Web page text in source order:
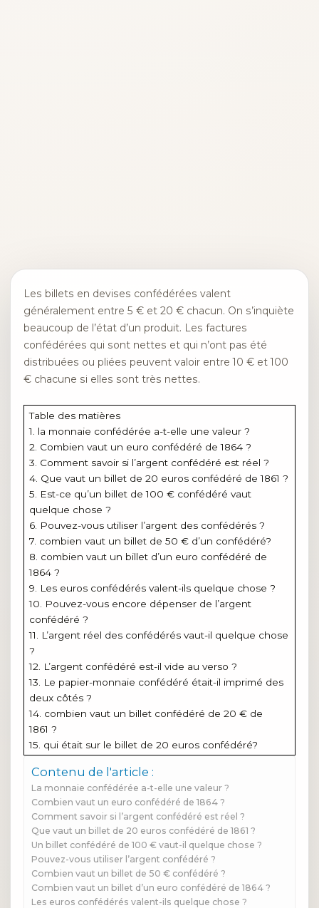
Les billets en devises confédérées valent
généralement entre 5 € et 20 € chacun. On s’inquiète
beaucoup de l’état d’un produit. Les factures
confédérées qui sont nettes et qui n’ont pas été
distribuées ou pliées peuvent valoir entre 10 € et 100
€ chacune si elles sont très nettes.
Table des matières
1. la monnaie confédérée a-t-elle une valeur ?
2. Combien vaut un euro confédéré de 1864 ?
3. Comment savoir si l’argent confédéré est réel ?
4. Que vaut un billet de 20 euros confédéré de 1861 ?
5. Est-ce qu’un billet de 100 € confédéré vaut
quelque chose ?
6. Pouvez-vous utiliser l’argent des confédérés ?
7. combien vaut un billet de 50 € d’un confédéré?
8. combien vaut un billet d’un euro confédéré de
1864 ?
9. Les euros confédérés valent-ils quelque chose ?
10. Pouvez-vous encore dépenser de l’argent
confédéré ?
11. L’argent réel des confédérés vaut-il quelque chose
?
12. L’argent confédéré est-il vide au verso ?
13. Le papier-monnaie confédéré était-il imprimé des
deux côtés ?
14. combien vaut un billet confédéré de 20 € de
1861 ?
15. qui était sur le billet de 20 euros confédéré?
Contenu de l'article :
La monnaie confédérée a-t-elle une valeur ?
Combien vaut un euro confédéré de 1864 ?
Comment savoir si l’argent confédéré est réel ?
Que vaut un billet de 20 euros confédéré de 1861 ?
Un billet confédéré de 100 € vaut-il quelque chose ?
Pouvez-vous utiliser l’argent confédéré ?
Combien vaut un billet de 50 € confédéré ?
Combien vaut un billet d’un euro confédéré de 1864 ?
Les euros confédérés valent-ils quelque chose ?